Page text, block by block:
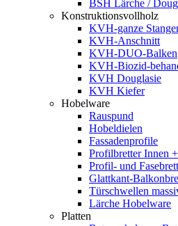
BSH Lärche /
Konstruktionsvollholz
KVH-ganze
KVH-Anschnitt
KVH-DUO-Balken
KVH-Biozid-
KVH Douglasie
KVH Kiefer
Hobelware
Rauspund
Hobeldielen
Fassadenprofile
Profilbretter Innen
Profil- und
Glattkant-
Türschwellen
Lärche Hobelware
Platten